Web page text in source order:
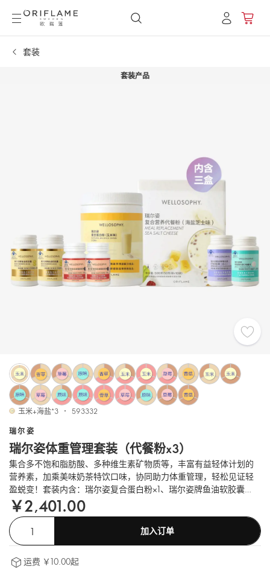
套装
套装产品
玉米+海盐*3 593332
瑞尔姿
瑞尔姿体重管理套装（代餐粉x3）
集合多不饱和脂肪酸、多种维生素矿物质等，丰富有益轻体计划的
营养素，加乘美味奶茶特饮口味，协同助力体重管理，轻松见证轻
盈蜕变！套装内含：瑞尔姿复合蛋白粉×1、瑞尔姿牌鱼油软胶囊
×2、瑞尔姿复合营养代餐粉×3、瑞尔姿牌多种维生素矿物质胶囊
×1、瑞尔姿雨生红球藻软胶囊×2、瑞尔姿牌钙维生素D片×1。
￥2,401.00
加入订单
运费 ￥10.00起